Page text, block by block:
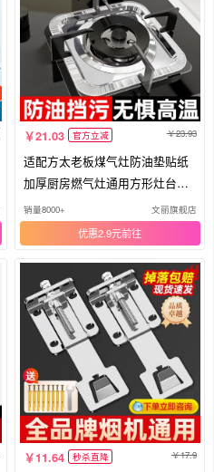
21.03 官方立减 23.93
适配方太老板煤气灶防油垫贴纸
加厚厨房燃气灶通用方形灶台罩
锡纸
销量8000+ 文丽旗舰店
优惠2.9元
11.64 秒杀直降 17.9